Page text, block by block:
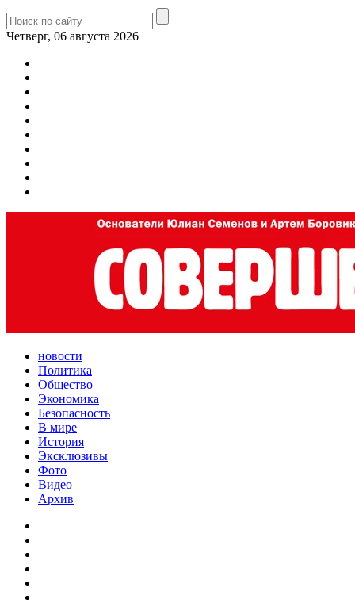
Четверг, 06 августа 2026
новости
Политика
Общество
Экономика
Безопасность
В мире
История
Эксклюзивы
Фото
Видео
Архив